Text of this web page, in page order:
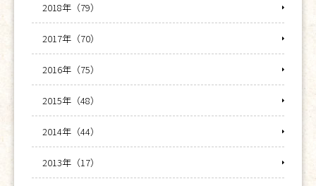
2018年（79）
2017年（70）
2016年（75）
2015年（48）
2014年（44）
2013年（17）